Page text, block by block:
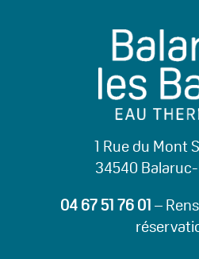
1 Rue du Mont
34540
04 67 51 76 01–